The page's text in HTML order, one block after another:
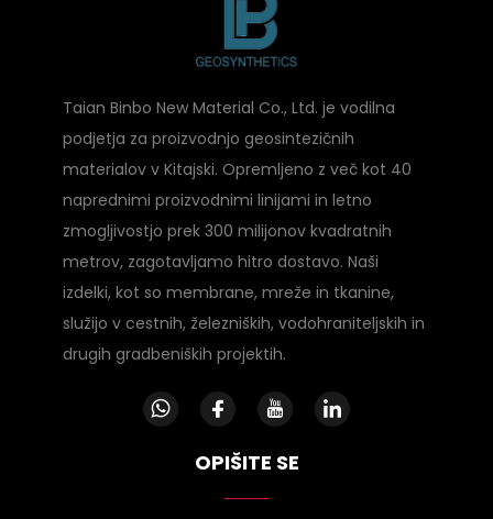
Taian Binbo New Material Co., Ltd. je vodilna
podjetja za proizvodnjo geosintezičnih
materialov v Kitajski. Opremljeno z več kot 40
naprednimi proizvodnimi linijami in letno
zmogljivostjo prek 300 milijonov kvadratnih
metrov, zagotavljamo hitro dostavo. Naši
izdelki, kot so membrane, mreže in tkanine,
služijo v cestnih, železniških, vodohraniteljskih in
drugih gradbeniških projektih.
OPIŠITE SE